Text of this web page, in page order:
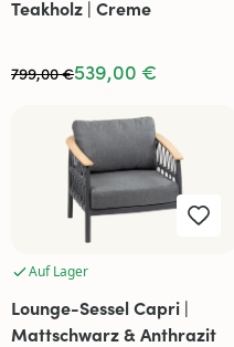
Teakholz | Creme
539,00 €
799,00 €
Auf Lager
Lounge-Sessel Capri |
Mattschwarz & Anthrazit